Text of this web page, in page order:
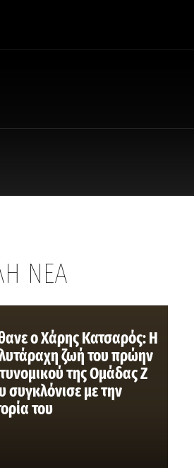
ΝΕΑ
ο Χάρης Κατσαρός: Η
ζωή του πρώην
της Ομάδας Ζ
συγκλόνισε με την
του